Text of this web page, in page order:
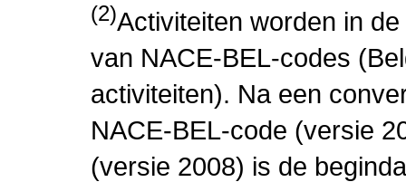
(2)Activiteiten worden in
van NACE-BEL-codes
activiteiten). Na een
NACE-BEL-code (versie
(versie 2008) is de